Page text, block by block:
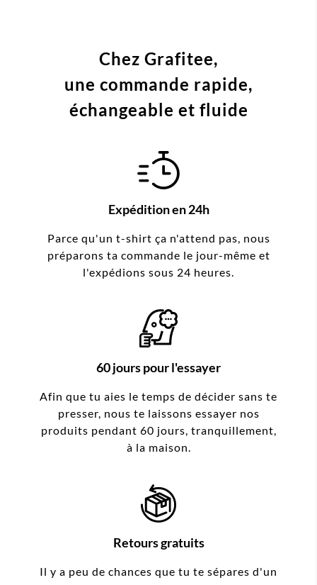
Chez Grafitee,
une commande rapide,
échangeable et fluide
Expédition en 24h
Parce qu'un t-shirt ça n'attend pas, nous
préparons ta commande le jour-même et
l'expédions sous 24 heures.
60 jours pour l'essayer
Afin que tu aies le temps de décider sans te
presser, nous te laissons essayer nos
produits pendant 60 jours, tranquillement,
à la maison.
Retours gratuits
Il y a peu de chances que tu te sépares d'un